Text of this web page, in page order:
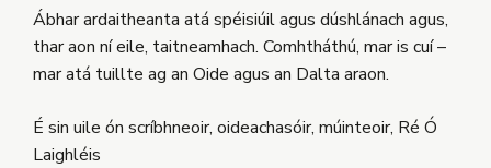
Ábhar ardaitheanta atá spéisiúil agus dúshlánach agus,
thar aon ní eile, taitneamhach. Comhtháthú, mar is cuí –
mar atá tuillte ag an Oide agus an Dalta araon.
É sin uile ón scríbhneoir, oideachasóir, múinteoir, Ré Ó
Laighléis